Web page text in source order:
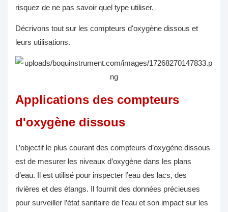
risquez de ne pas savoir quel type utiliser.
Décrivons tout sur les compteurs d'oxygène dissous et
leurs utilisations.
Applications des compteurs
d'oxygène dissous
L’objectif le plus courant des compteurs d’oxygène dissous
est de mesurer les niveaux d’oxygène dans les plans
d’eau. Il est utilisé pour inspecter l’eau des lacs, des
rivières et des étangs. Il fournit des données précieuses
pour surveiller l’état sanitaire de l’eau et son impact sur les